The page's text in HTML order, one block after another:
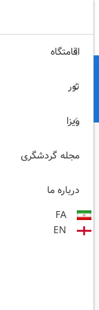
اقامتگاه
تور
ویزا
مجله گردشگری
درباره ما
FA
EN